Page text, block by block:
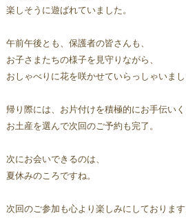
楽しそうに遊ばれていました。
午前午後とも、保護者の皆さんも、
お子さまたちの様子を見守りながら、
おしゃべりに花を咲かせていらっしゃいまし
帰り際には、お片付けを積極的にお手伝いく
お土産を選んで次回のご予約も完了。
次にお会いできるのは、
夏休みのころですね。
次回のご参加も心より楽しみにしております